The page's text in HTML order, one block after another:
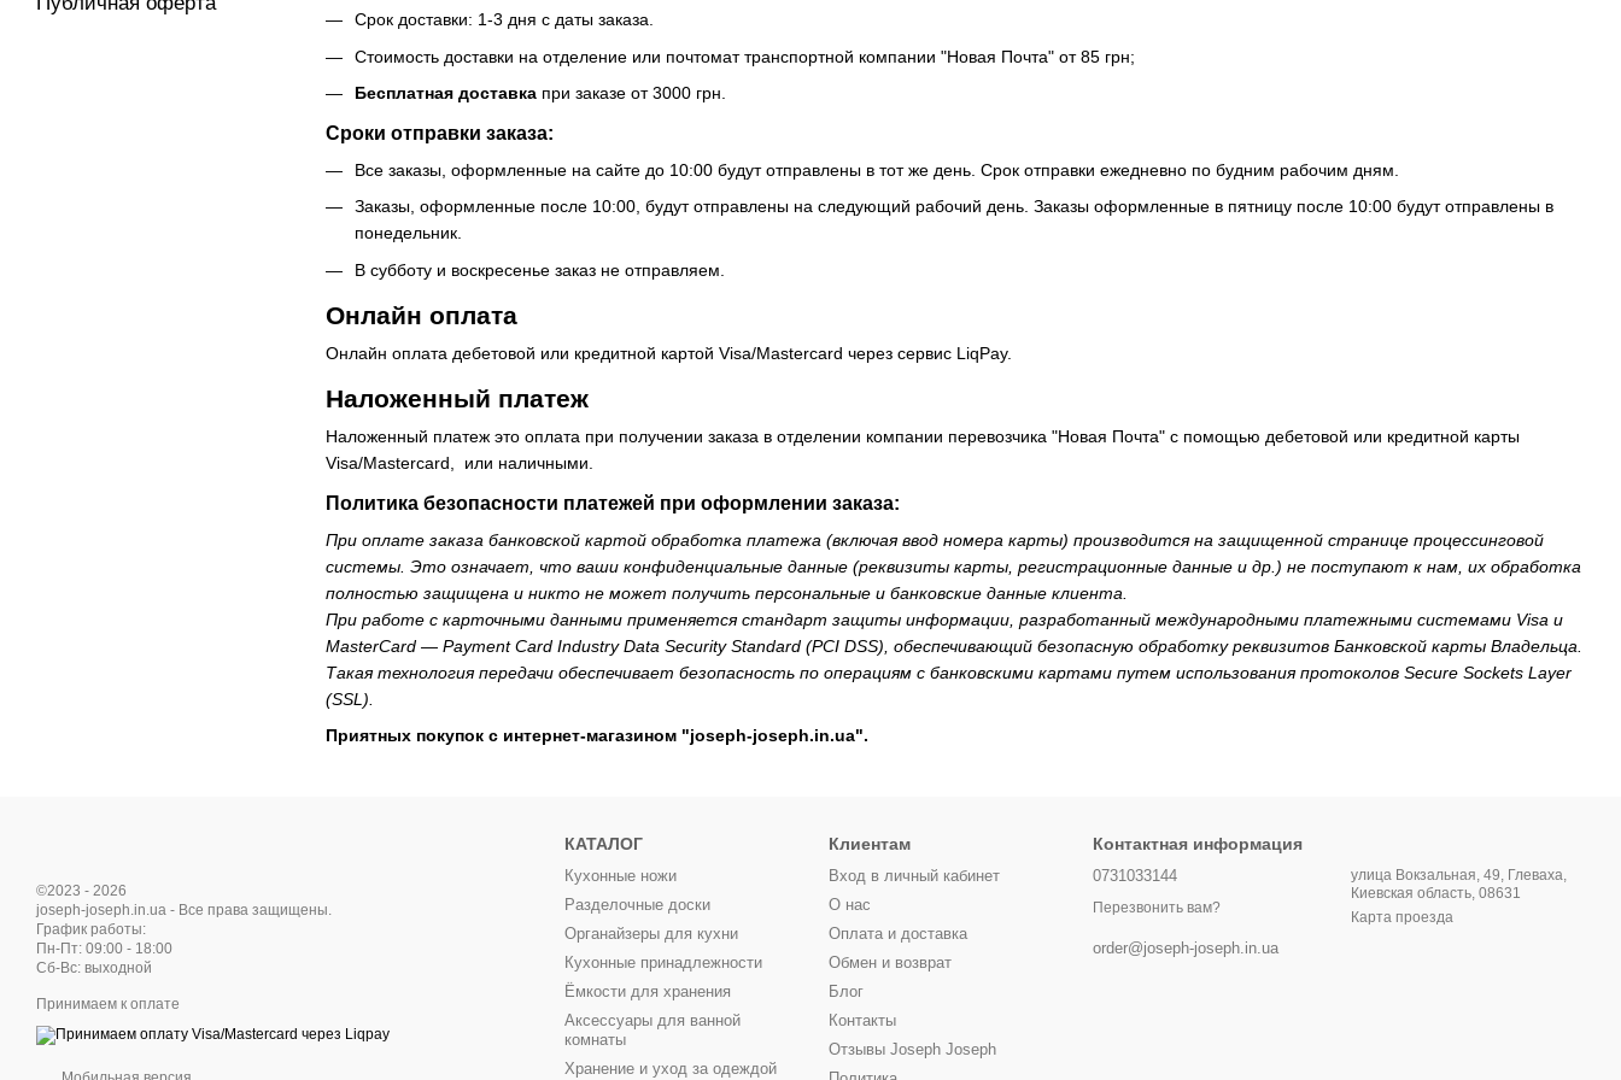
Срок доставки: 1-3 дня с даты заказа.
Стоимость доставки на отделение или почтомат транспортной компании "Новая Почта" от 85 грн;
Бесплатная доставка при заказе от 3000 грн.
Сроки отправки заказа:
Все заказы, оформленные на сайте до 10:00 будут отправлены в тот же день. Срок отправки ежедневно по будним рабочим дням.
Заказы, оформленные после 10:00, будут отправлены на следующий рабочий день. Заказы оформленные в пятницу после 10:00 будут отправлены в
понедельник.
В субботу и воскресенье заказ не отправляем.
Онлайн оплата
Онлайн оплата дебетовой или кредитной картой Visa/Mastercard через сервис LiqPay.
Наложенный платеж
Наложенный платеж это оплата при получении заказа в отделении компании перевозчика "Новая Почта" с помощью дебетовой или кредитной карты
Visa/Mastercard, или наличными.
Политика безопасности платежей при оформлении заказа:
При оплате заказа банковской картой обработка платежа (включая ввод номера карты) производится на защищенной странице процессинговой
системы. Это означает, что ваши конфиденциальные данные (реквизиты карты, регистрационные данные и др.) не поступают к нам, их обработка
полностью защищена и никто не может получить персональные и банковские данные клиента.
При работе с карточными данными применяется стандарт защиты информации, разработанный международными платежными системами Visa и
MasterCard — Payment Card Industry Data Security Standard (PCI DSS), обеспечивающий безопасную обработку реквизитов Банковской карты Владельца.
Такая технология передачи обеспечивает безопасность по операциям с банковскими картами путем использования протоколов Secure Sockets Layer
(SSL).
Приятных покупок с интернет-магазином "joseph-joseph.in.ua".
©2023 - 2026
joseph-joseph.in.ua - Все права защищены.
График работы:
Пн-Пт: 09:00 - 18:00
Cб-Вс: выходной
Принимаем к оплате
КАТАЛОГ
Кухонные ножи
Разделочные доски
Органайзеры для кухни
Кухонные принадлежности
Ёмкости для хранения
Аксессуары для ванной
комнаты
Хранение и уход за одеждой
Клиентам
Вход в личный кабинет
О нас
Оплата и доставка
Обмен и возврат
Блог
Контакты
Отзывы Joseph Joseph
Контактная информация
0731033144
Перезвонить вам?
order@joseph-joseph.in.ua
улица Вокзальная, 49, Глеваха,
Киевская область, 08631
Карта проезда